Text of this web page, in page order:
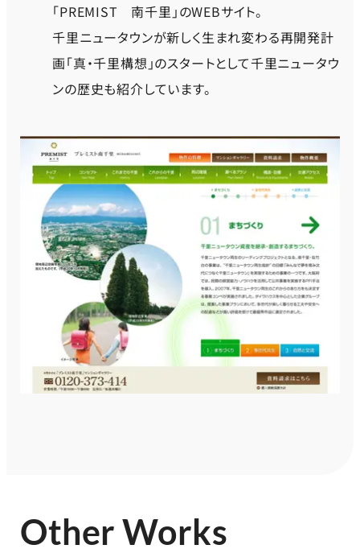
「PREMIST 南千里」のWEBサイト。
千里ニュータウンが新しく生まれ変わる再開発計
画「真・千里構想」のスタートとして千里ニュータウ
ンの歴史も紹介しています。
Other Works